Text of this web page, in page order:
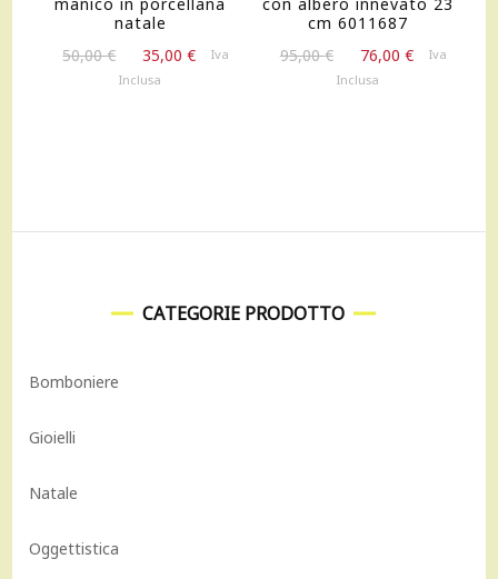
natale
50,00€
prezzo
35,00€
IlIva
Inclusa
cm 6011687
95,00€
prezzo
76,00 €
IlIva
Inclusa
CATEGORIE PRODOTTO
Bomboniere
Gioielli
Natale
Oggettistica